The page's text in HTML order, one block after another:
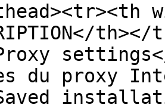
du proxy